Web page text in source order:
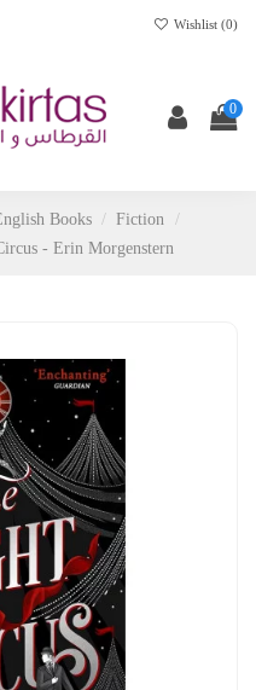
Wishlist (0)
0
Books
Fiction
- Erin Morgenstern